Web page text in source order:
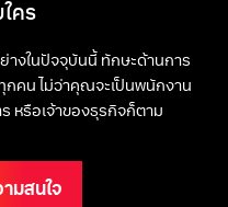
ใคร
างในปัจจุบันนี้ ทักษะด้านการ
คน ไม่ว่าคุณจะเป็นพนักงาน
หรือเจ้าของธุรกิจก็ตาม
มสนใจ